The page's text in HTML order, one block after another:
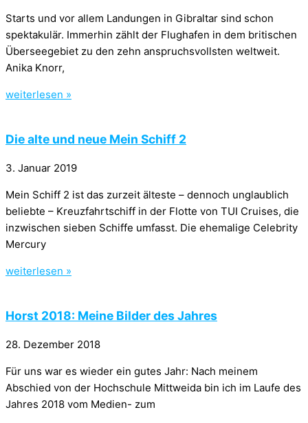
Starts und vor allem Landungen in Gibraltar sind schon
spektakulär. Immerhin zählt der Flughafen in dem britischen
Überseegebiet zu den zehn anspruchsvollsten weltweit.
Anika Knorr,
weiterlesen »
Die alte und neue Mein Schiff 2
3. Januar 2019
Mein Schiff 2 ist das zurzeit älteste – dennoch unglaublich
beliebte – Kreuzfahrtschiff in der Flotte von TUI Cruises, die
inzwischen sieben Schiffe umfasst. Die ehemalige Celebrity
Mercury
weiterlesen »
Horst 2018: Meine Bilder des Jahres
28. Dezember 2018
Für uns war es wieder ein gutes Jahr: Nach meinem
Abschied von der Hochschule Mittweida bin ich im Laufe des
Jahres 2018 vom Medien- zum